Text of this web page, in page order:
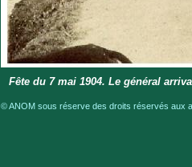
Fête du 7 mai 1904. Le général
© ANOM sous réserve des droits réservés aux